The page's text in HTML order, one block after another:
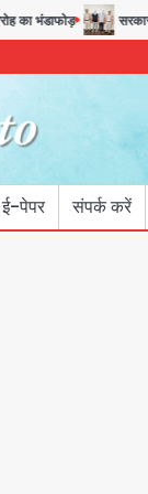
भंडाफोड़ सरकारी
ई-पेपर संपर्क करें